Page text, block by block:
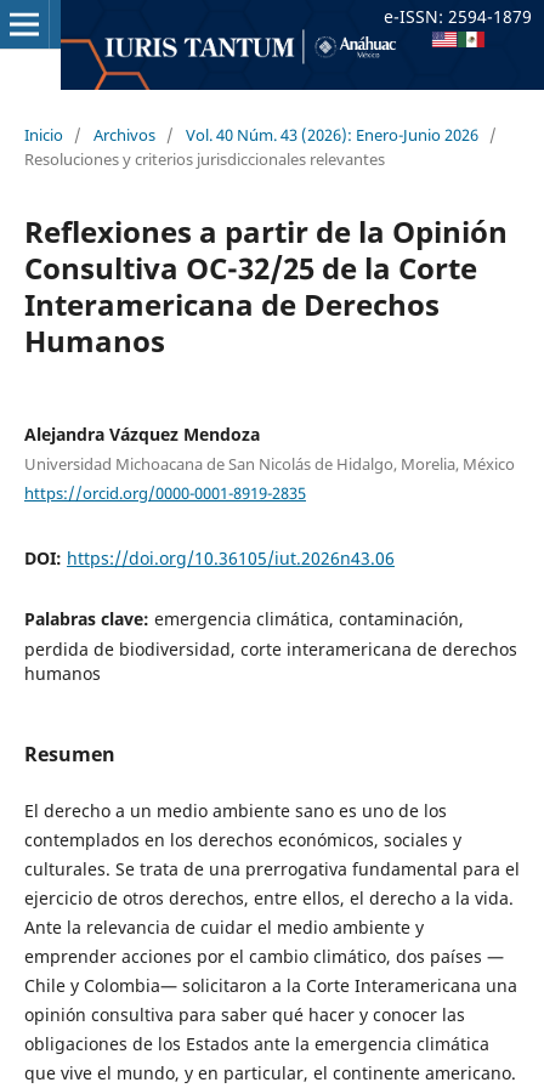
Inicio / Archivos / Vol. 40 Núm. 43 (2026): Enero-Junio 2026 /
Resoluciones y criterios jurisdiccionales relevantes
Reflexiones a partir de la Opinión
Consultiva OC-32/25 de la Corte
Interamericana de Derechos
Humanos
Alejandra Vázquez Mendoza
Universidad Michoacana de San Nicolás de Hidalgo, Morelia, México
https://orcid.org/0000-0001-8919-2835
DOI: https://doi.org/10.36105/iut.2026n43.06
Palabras clave: emergencia climática, contaminaci´on,
perdida de biodiversidad, corte interamericana de derechos
humanos
Resumen
El derecho a un medio ambiente sano es uno de los
contemplados en los derechos económicos, sociales y
culturales. Se trata de una prerrogativa fundamental para el
ejercicio de otros derechos, entre ellos, el derecho a la vida.
Ante la relevancia de cuidar el medio ambiente y
emprender acciones por el cambio climático, dos países —
Chile y Colombia— solicitaron a la Corte Interamericana una
opinión consultiva para saber qué hacer y conocer las
obligaciones de los Estados ante la emergencia climática
que vive el mundo, y en particular, el continente americano.
e-ISSN: 2594-1879